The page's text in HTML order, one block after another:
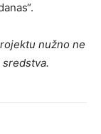
nužno ne